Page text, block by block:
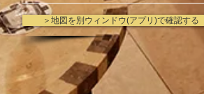
＞地図を別ウィンドウ(アプリ)で確認する